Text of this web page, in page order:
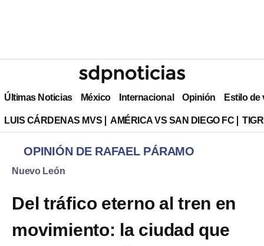
Últimas Noticias México Internacional Opinión Estilo de
LUIS CÁRDENAS MVS AMÉRICA VS SAN DIEGO FC
OPINIÓN DE RAFAEL PÁRAMO
Nuevo León
Del tráfico eterno al tren en
movimiento: la ciudad que